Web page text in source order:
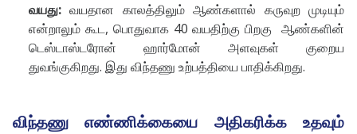
வயது:வயதான காலத்திலும் ஆண்களால் கருவுற முடியும்
என்றாலும் கூட, பொதுவாக 40 வயதிற்கு பிறகு ஆண்களின்
டெஸ்டாஸ்டரோன் ஹார்மோன் அளவுகள் குறைய
துவங்குகிறது. இது விந்தணு உற்பத்தியை பாதிக்கிறது.
விந்தணு எண்ணிக்கையை அதிகரிக்க உதவும்